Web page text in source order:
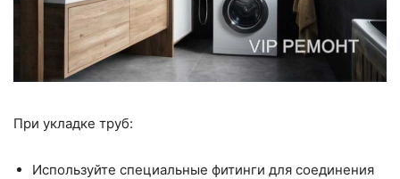
При укладке труб:
Используйте специальные фитинги для соединения